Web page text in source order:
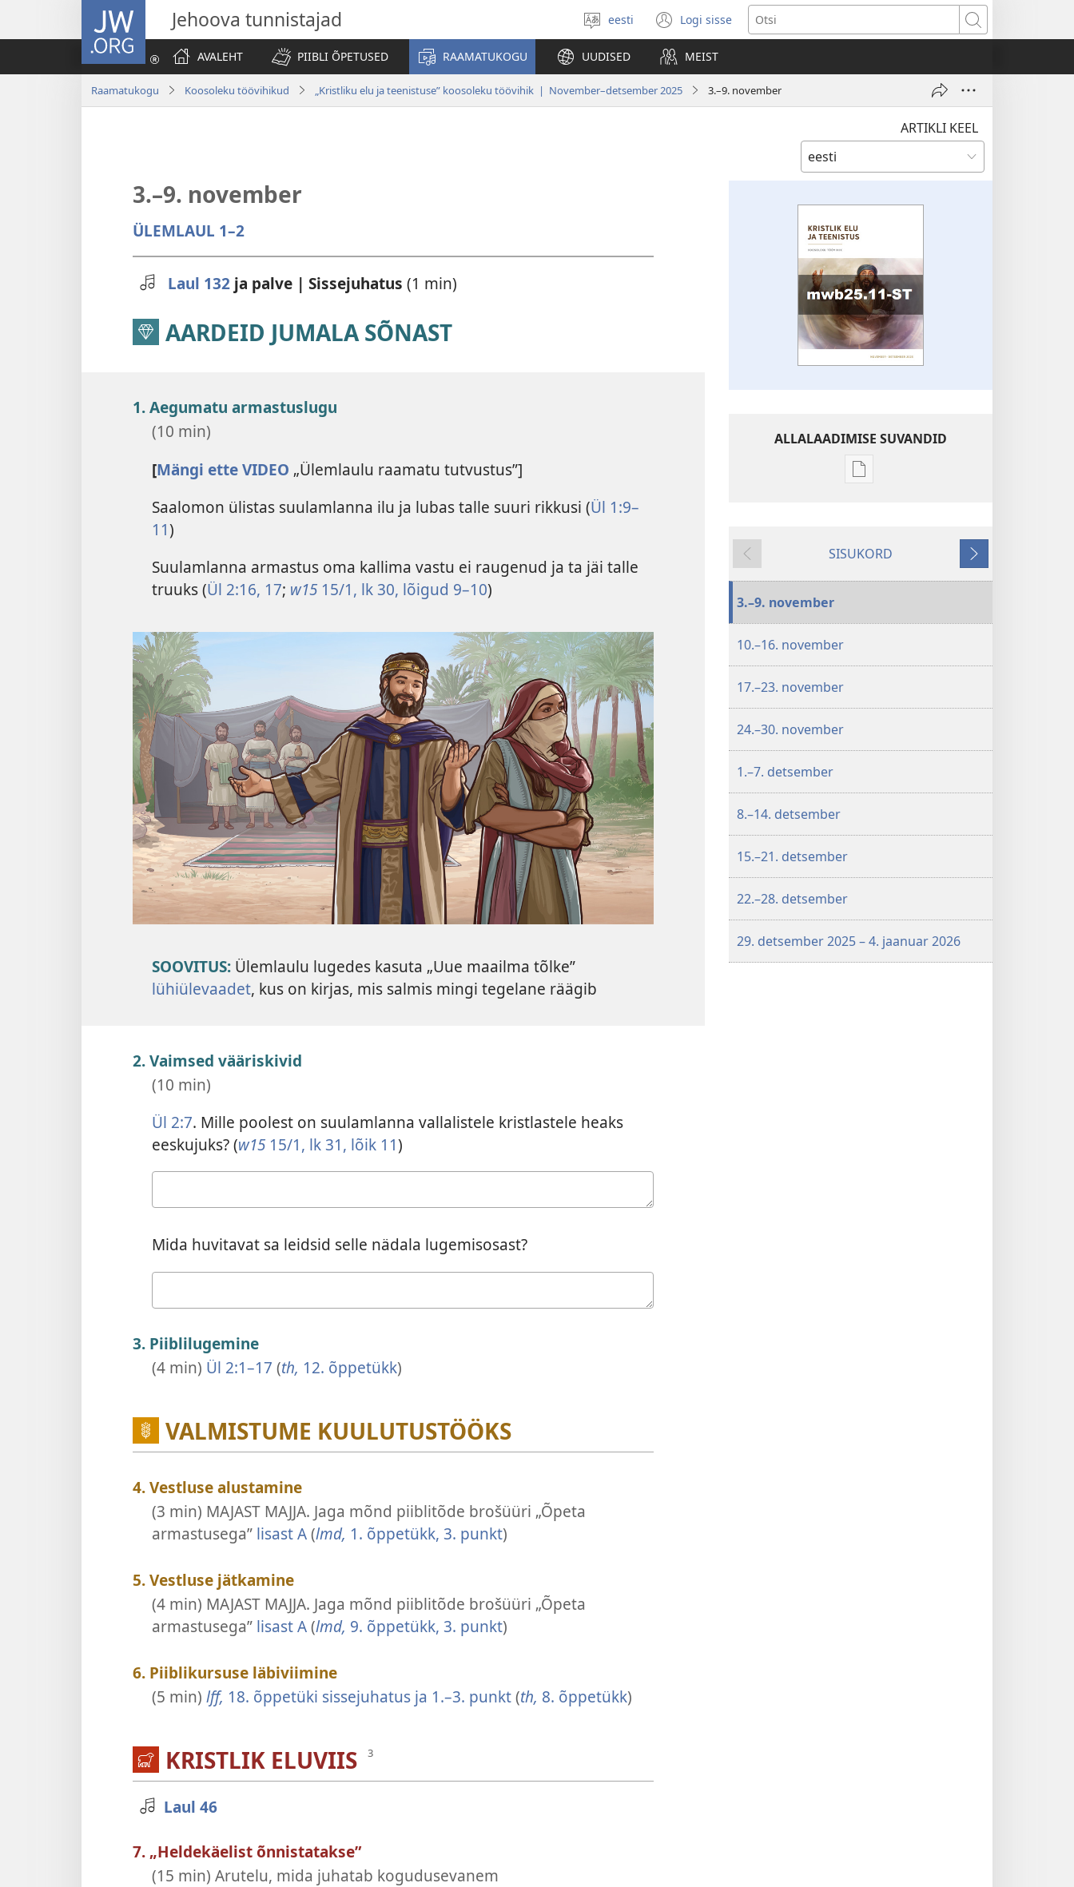
JW.ORG Jehoova tunnistajad
Vali
keel
eesti Logi sisse
(avab
uue
akna)
Otsi
AVALEHT
PIIBLI ÕPETUSED RAAMATUKOGU UUDISED MEIST
Raamatukogu Koosoleku töövihikud „Kristliku elu ja teenistuse” koosoleku töövihik | November–detsember 2025 3.–9. november
ARTIKLI KEEL
3.–9. november
ÜLEMLAUL 1–2
Laul 132 ja palve | Sissejuhatus (1 min)
AARDEID JUMALA SÕNAST
1. Aegumatu armastuslugu
(10 min)
[Mängi ette VIDEO „Ülemlaulu raamatu tutvustus”]
Saalomon ülistas suulamlanna ilu ja lubas talle suuri rikkusi (Ül 1:9–
11)
Suulamlanna armastus oma kallima vastu ei raugenud ja ta jäi talle
truuks (Ül 2:16, 17; w15 15/1, lk 30, lõigud 9–10)
SOOVITUS: Ülemlaulu lugedes kasuta „Uue maailma tõlke”
lühiülevaadet, kus on kirjas, mis salmis mingi tegelane räägib
2. Vaimsed vääriskivid
(10 min)
Ül 2:7. Mille poolest on suulamlanna vallalistele kristlastele heaks
eeskujuks? (w15 15/1, lk 31, lõik 11)
Mida huvitavat sa leidsid selle nädala lugemisosast?
3. Piiblilugemine
(4 min) Ül 2:1–17 (th, 12. õppetükk)
VALMISTUME KUULUTUSTÖÖKS
4. Vestluse alustamine
(3 min) MAJAST MAJJA. Jaga mõnd piiblitõde brošüüri „Õpeta
armastusega” lisast A(lmd, 1. õppetükk, 3. punkt)
5. Vestluse jätkamine
(4 min) MAJAST MAJJA. Jaga mõnd piiblitõde brošüüri „Õpeta
armastusega” lisast A(lmd, 9. õppetükk, 3. punkt)
6. Piiblikursuse läbiviimine
(5 min) lff, 18. õppetüki sissejuhatus ja 1.–3. punkt(th, 8. õppetükk)
KRISTLIK ELUVIIS
Laul 46
7. „Heldekäelist õnnistatakse”
(15 min) Arutelu, mida juhatab kogudusevanem
ALLALAADIMISE SUVANDID
Väljaannete
JA
2025
Tagasi
SISUKORD
Edasi
3.–9. november
10.–16. november
17.–23. november
24.–30. november
1.–7. detsember
8.–14. detsember
15.–21. detsember
22.–28. detsember
29. detsember 2025 – 4. jaanuar 2026